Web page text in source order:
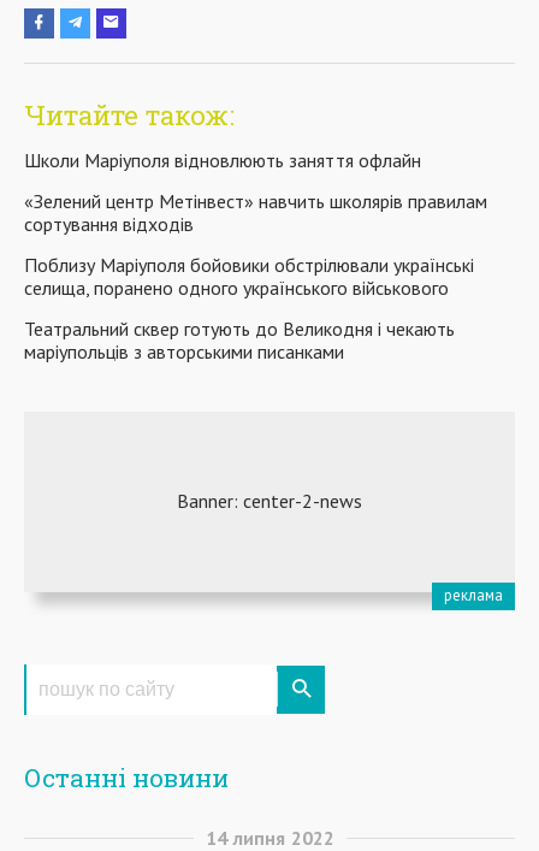
Читайте також:
Школи Маріуполя відновлюють заняття офлайн
«Зелений центр Метінвест» навчить школярів правилам
сортування відходів
Поблизу Маріуполя бойовики обстрілювали українські
селища, поранено одного українського військового
Театральний сквер готують до Великодня і чекають
маріупольців з авторськими писанками
Останні новини
14 липня 2022